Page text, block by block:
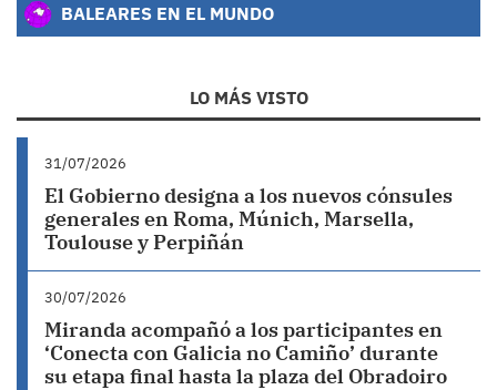
BALEARES EN EL MUNDO
LO MÁS VISTO
31/07/2026
El Gobierno designa a los nuevos cónsules
generales en Roma, Múnich, Marsella,
Toulouse y Perpiñán
30/07/2026
Miranda acompañó a los participantes en
‘Conecta con Galicia no Camiño’ durante
su etapa final hasta la plaza del Obradoiro